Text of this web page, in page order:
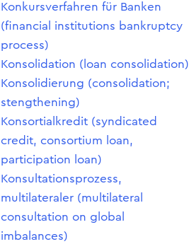
Konkursverfahren für Banken
(financial institutions bankruptcy
process)
Konsolidation (loan consolidation)
Konsolidierung (consolidation;
stengthening)
Konsortialkredit (syndicated
credit, consortium loan,
participation loan)
Konsultationsprozess,
multilateraler (multilateral
consultation on global
imbalances)